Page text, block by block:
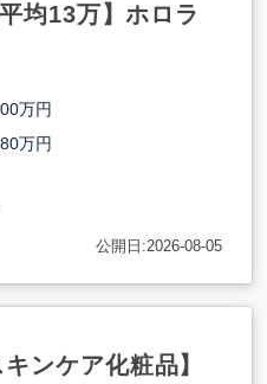
均13万】ホロラ
万円
万円
公開日:2026-08-05
ンケア化粧品】